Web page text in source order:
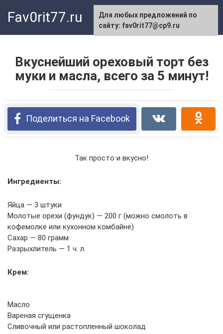
Fav0rit77.ru
Вкуснейший ореховый торт без
муки и масла, всего за 5 минут!
Поделиться на Facebook
Так просто и вкусно!
Ингредиенты:
Яйца — 3 штуки
Молотые орехи (фундук) — 200 г (можно смолоть в
кофемолке или кухонном комбайне)
Сахар — 80 грамм
Разрыхлитель — 1 ч. л.
Крем:
Масло
Вареная сгущенка
Сливочный или растопленный шоколад
Для любых предложений по
сайту: fav0rit77@cp9.ru